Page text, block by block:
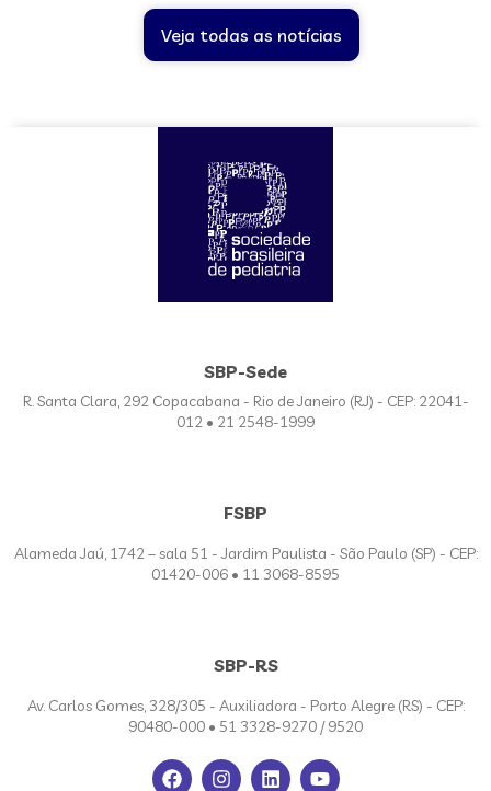
Veja todas as notícias
SBP-Sede
R. Santa Clara, 292 Copacabana - Rio de Janeiro (RJ) - CEP: 22041-
012 • 21 2548-1999
FSBP
Alameda Jaú, 1742 – sala 51 - Jardim Paulista - São Paulo (SP) - CEP:
01420-006 • 11 3068-8595
SBP-RS
Av. Carlos Gomes, 328/305 - Auxiliadora - Porto Alegre (RS) - CEP:
90480-000 • 51 3328-9270 / 9520